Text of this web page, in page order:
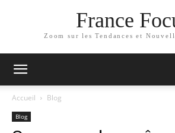
France
Zoom sur les Tendances et
Accueil Blog
Blog